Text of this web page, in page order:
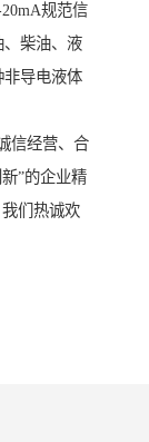
规范信
、柴油、液
非导电液体
信经营、合
”的企业精
们热诚欢